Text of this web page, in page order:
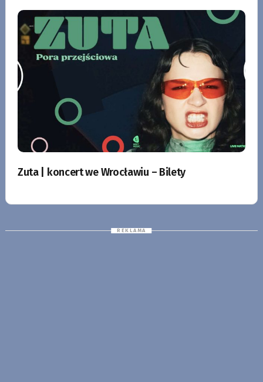
Zuta | koncert we Wrocławiu – Bilety